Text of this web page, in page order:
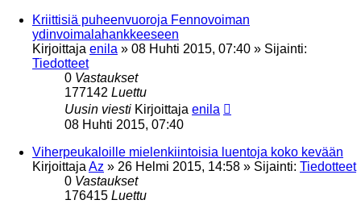
Kriittisiä puheenvuoroja Fennovoiman
ydinvoimalahankkeeseen
Kirjoittaja enila » 08 Huhti 2015, 07:40 » Sijainti:
Tiedotteet
0 Vastaukset
177142 Luettu
Uusin viesti Kirjoittaja enila
08 Huhti 2015, 07:40
Viherpeukaloille mielenkiintoisia luentoja koko kevään
Kirjoittaja Az » 26 Helmi 2015, 14:58 » Sijainti: Tiedotteet
0 Vastaukset
176415 Luettu